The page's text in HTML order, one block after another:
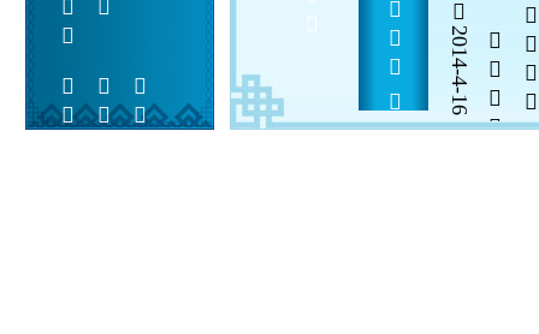
  
2014-4-16